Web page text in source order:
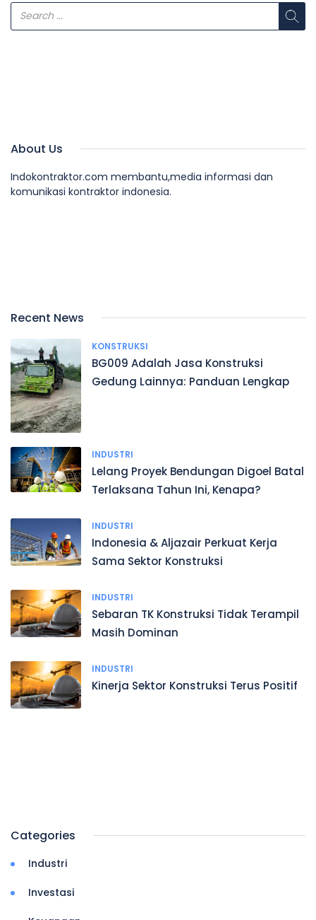
About Us
Indokontraktor.com membantu,media informasi dan
komunikasi kontraktor indonesia.
Recent News
KONSTRUKSI
BG009 Adalah Jasa Konstruksi
Gedung Lainnya: Panduan Lengkap
INDUSTRI
Lelang Proyek Bendungan Digoel Batal
Terlaksana Tahun Ini, Kenapa?
INDUSTRI
Indonesia & Aljazair Perkuat Kerja
Sama Sektor Konstruksi
INDUSTRI
Sebaran TK Konstruksi Tidak Terampil
Masih Dominan
INDUSTRI
Kinerja Sektor Konstruksi Terus Positif
Categories
Industri
Investasi